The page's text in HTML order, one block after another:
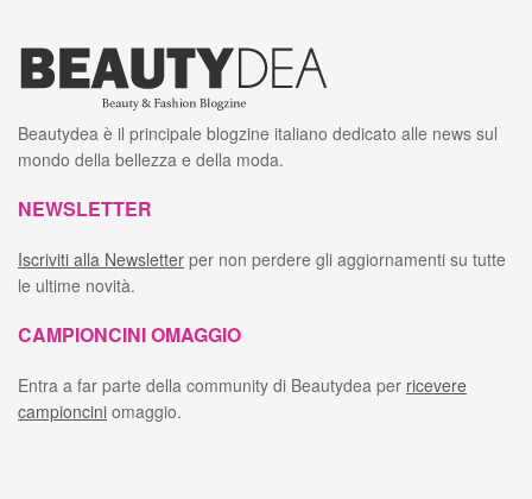
Beautydea è il principale blogzine italiano dedicato alle news sul
mondo della bellezza e della moda.
NEWSLETTER
Iscriviti alla Newsletter per non perdere gli aggiornamenti su tutte
le ultime novità.
CAMPIONCINI OMAGGIO
Entra a far parte della community di Beautydea per ricevere
campioncini omaggio.